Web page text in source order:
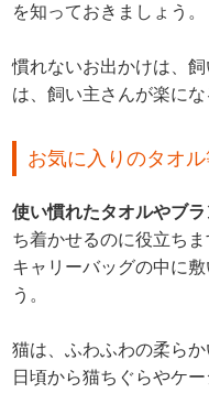
を知っておきましょう。
慣れないお出かけは、
は、飼い主さんが楽に
お気に入りのタオ
使い慣れたタオルやブ
ち着かせるのに役立ちま
キャリーバッグの中に
う。
猫は、ふわふわの柔らか
日頃から猫ちぐらやケ